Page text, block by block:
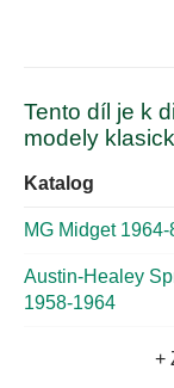
Tento díl je k
modely
Katalog
MG Midget 1964-
Austin-Healey
1958-1964
+